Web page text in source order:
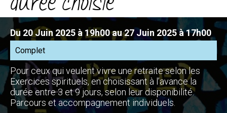
durée choisie
Du 20 Juin 2025 à 19h00 au 27 Juin 2025 à 17h00
Complet
Pour ceux qui veulent vivre une retraite selon les
Exercices spirituels, en choisissant à l’avance la
durée entre 3 et 9 jours, selon leur disponibilité.
Parcours et accompagnement individuels.